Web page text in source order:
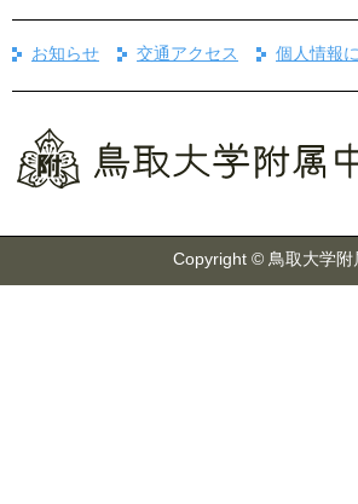
お知らせ 交通アクセス 個人情報
Copyright © 鳥取大学